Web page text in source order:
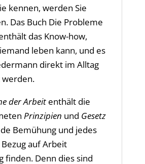
kennen, werden Sie
Das Buch Die Probleme
das Know-how,
leben kann, und es
direkt im Alltag
der Arbeit enthält die
Prinzipien und Gesetz
Bemühung und jedes
auf Arbeit
finden. Denn dies sind